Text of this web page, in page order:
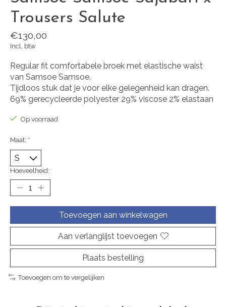
Trousers Salute
€130,00
Incl. btw
Regular fit comfortabele broek met elastische waist
van Samsoe Samsoe.
Tijdloos stuk dat je voor elke gelegenheid kan dragen.
69% gerecycleerde polyester 29% viscose 2% elastaan
Op voorraad
Maat: *
Hoeveelheid:
Toevoegen aan winkelwagen
Aan verlanglijst toevoegen
Plaats bestelling
Toevoegen om te vergelijken